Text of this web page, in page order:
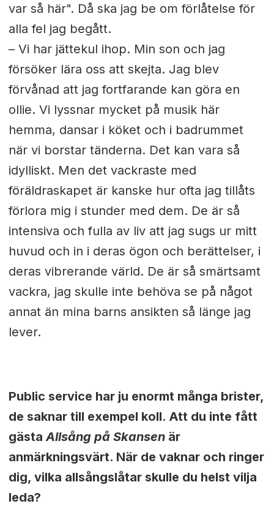
var så här". Då ska jag be om förlåtelse för
alla fel jag begått.
– Vi har jättekul ihop. Min son och jag
försöker lära oss att skejta. Jag blev
förvånad att jag fortfarande kan göra en
ollie. Vi lyssnar mycket på musik här
hemma, dansar i köket och i badrummet
när vi borstar tänderna. Det kan vara så
idylliskt. Men det vackraste med
föräldraskapet är kanske hur ofta jag tillåts
förlora mig i stunder med dem. De är så
intensiva och fulla av liv att jag sugs ur mitt
huvud och in i deras ögon och berättelser, i
deras vibrerande värld. De är så smärtsamt
vackra, jag skulle inte behöva se på något
annat än mina barns ansikten så länge jag
lever.
Public service har ju enormt många brister,
de saknar till exempel koll. Att du inte fått
gästaAllsång på Skansenär
anmärkningsvärt. När de vaknar och ringer
dig, vilka allsångslåtar skulle du helst vilja
leda?